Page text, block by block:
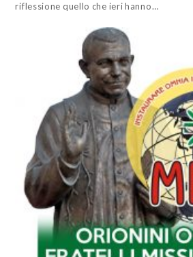
riflessione quello che ieri hanno…